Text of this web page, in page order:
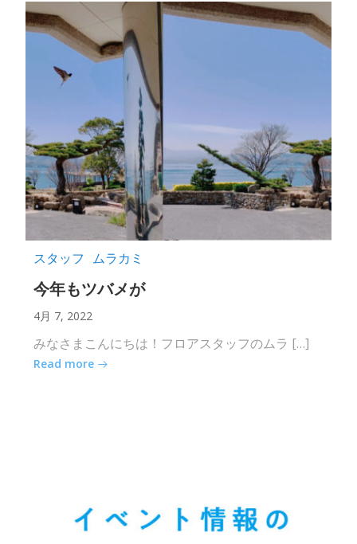
スタッフ ムラカミ
今年もツバメが
4月 7, 2022
みなさまこんにちは！フロアスタッフのムラ […]
Read more